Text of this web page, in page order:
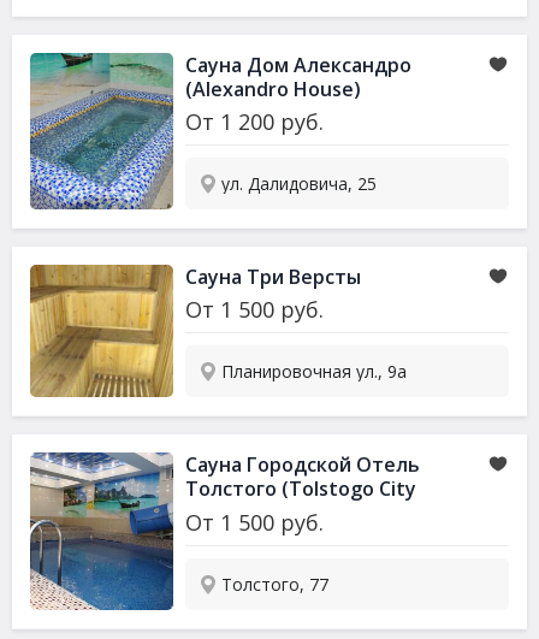
Сауна Дом Александро
(Alexandro House)
От 1 200 руб.
ул. Далидовича, 25
Сауна Три Версты
От 1 500 руб.
Планировочная ул., 9а
Сауна Городской Отель
Толстого (Tolstogo City
Hotel)
От 1 500 руб.
Толстого, 77